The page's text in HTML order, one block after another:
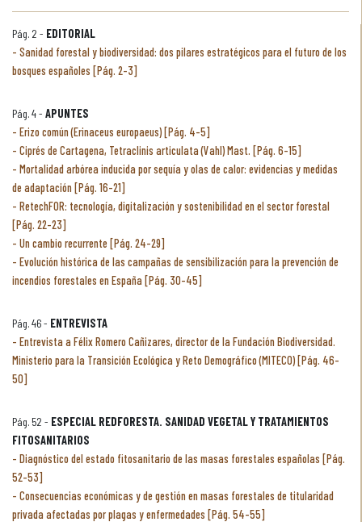
Pág. 2 - EDITORIAL
Sanidad forestal y biodiversidad: dos pilares estratégicos para el futuro de los
bosques españoles [Pág. 2-3]
Pág. 4 - APUNTES
Erizo común (Erinaceus europaeus) [Pág. 4-5]
Ciprés de Cartagena, Tetraclinis articulata (Vahl) Mast. [Pág. 6-15]
Mortalidad arbórea inducida por sequía y olas de calor: evidencias y medidas
de adaptación [Pág. 16-21]
RetechFOR: tecnología, digitalización y sostenibilidad en el sector forestal
[Pág. 22-23]
Un cambio recurrente [Pág. 24-29]
Evolución histórica de las campañas de sensibilización para la prevención de
incendios forestales en España [Pág. 30-45]
Pág. 46 - ENTREVISTA
Entrevista a Félix Romero Cañizares, director de la Fundación Biodiversidad.
Ministerio para la Transición Ecológica y Reto Demográfico (MITECO) [Pág. 46-
50]
Pág. 52 - ESPECIAL REDFORESTA. SANIDAD VEGETAL Y TRATAMIENTOS
FITOSANITARIOS
Diagnóstico del estado fitosanitario de las masas forestales españolas [Pág.
52-53]
Consecuencias económicas y de gestión en masas forestales de titularidad
privada afectadas por plagas y enfermedades [Pág. 54-55]